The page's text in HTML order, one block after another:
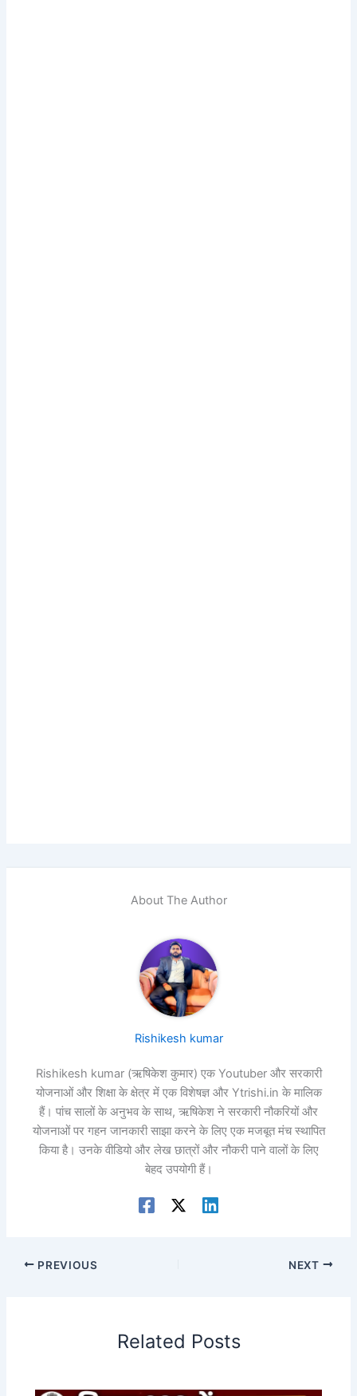
About The Author
Rishikesh kumar
Rishikesh kumar (ऋषिकेश कुमार) एक Youtuber और सरकारी
योजनाओं और शिक्षा के क्षेत्र में एक विशेषज्ञ और Ytrishi.in के मालिक
हैं। पांच सालों के अनुभव के साथ, ऋषिकेश ने सरकारी नौकरियों और
योजनाओं पर गहन जानकारी साझा करने के लिए एक मजबूत मंच स्थापित
किया है। उनके वीडियो और लेख छात्रों और नौकरी पाने वालों के लिए
बेहद उपयोगी हैं।
PREVIOUS NEXT
Related Posts